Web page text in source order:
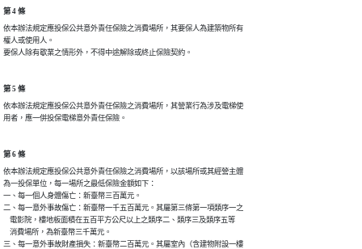
第 4 條
依本辦法規定應投保公共意外責任保險之消費場所，其要保人為建築物所有
權人或使用人。
要保人除有歇業之情形外，不得中途解除或終止保險契約。
第 5 條
依本辦法規定應投保公共意外責任保險之消費場所，其營業行為涉及電梯使
用者，應一併投保電梯意外責任保險。
第 6 條
依本辦法規定應投保公共意外責任保險之消費場所，以該場所或其經營主體
為一投保單位，每一場所之最低保險金額如下：
一、每一個人身體傷亡：新臺幣三百萬元。
二、每一意外事故傷亡：新臺幣一千五百萬元。其屬第三條第一項類序一之
    電影院，樓地板面積在五百平方公尺以上之類序二、類序三及類序五等
    消費場所，為新臺幣三千萬元。
三、每一意外事故財產損失：新臺幣二百萬元。其屬室內（含建物附設一樓